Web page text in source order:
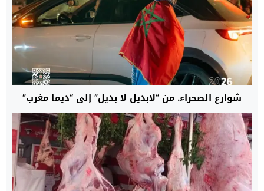
شوارع الصحراء. من “لابديل لا بديل” إلى “ديما مغرب”